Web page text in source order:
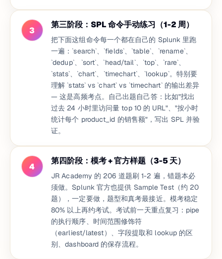
3
第三阶段：SPL 命令手动练习（1-2 周）
把下面这组命令每一个都在自己的 Splunk 里跑
一遍：`search`、`fields`、`table`、`rename`、
`dedup`、`sort`、`head/tail`、`top`、`rare`、
`stats`、`chart`、`timechart`、`lookup`。特别要
理解 `stats` vs `chart` vs `timechart` 的输出差异
— 这是高频考点。自己出题自己答：比如"找出
过去 24 小时里访问量 top 10 的 URL"、"按小时
统计每个 product_id 的销售额"，写出 SPL 并验
证。
4
第四阶段：模考 + 官方样题（3-5 天）
JR Academy 的 206 道题刷 1-2 遍，错题本必
须做。Splunk 官方也提供 Sample Test（约 20
题），一定要做，题型和真考最接近。模考稳定
80% 以上再约考试。考试前一天重点复习：pipe
的执行顺序、时间范围修饰符
（earliest/latest）、字段提取和 lookup 的区
别、dashboard 的保存流程。